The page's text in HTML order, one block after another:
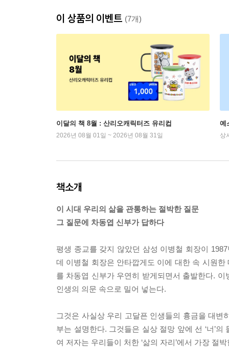
이 상품의 이벤트 (7개)
이달의 책 8월 : 산리오캐릭터즈 유리컵
2026년 08월 01일 ~ 2026년 08월 31일
예
상
책소개
이 시대 우리의 삶을 관통하는 절박한 질문
그 질문에 차동엽 신부가 답하다
평생 종교를 갖지 않았던 삼성 이병철 회장이
데 이병철 회장은 안타깝게도 이에 대한 속 시원
를 차동엽 신부가 우연히 받게되면서 출발한다.
인생의 의문 속으로 밀어 넣는다.
그것은 사실상 우리 고달픈 인생들의 흉금을 대
부는 설명한다. 그것들은 실상 절망 앞에 선 ‘너’의
여 저자는 우리들이 처한 ‘삶의 자리’에서 가장 절